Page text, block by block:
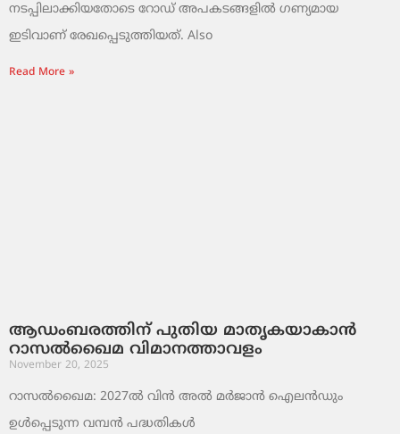
നടപ്പിലാക്കിയതോടെ റോഡ് അപകടങ്ങളിൽ ഗണ്യമായ
ഇടിവാണ് രേഖപ്പെടുത്തിയത്. Also
Read More »
ആഡംബരത്തിന് പുതിയ മാതൃകയാകാൻ
റാസൽഖൈമ വിമാനത്താവളം
November 20, 2025
റാസൽഖൈമ: 2027ൽ വിൻ അൽ മർജാൻ ഐലൻഡും
ഉൾപ്പെടുന്ന വമ്പൻ പദ്ധതികൾ